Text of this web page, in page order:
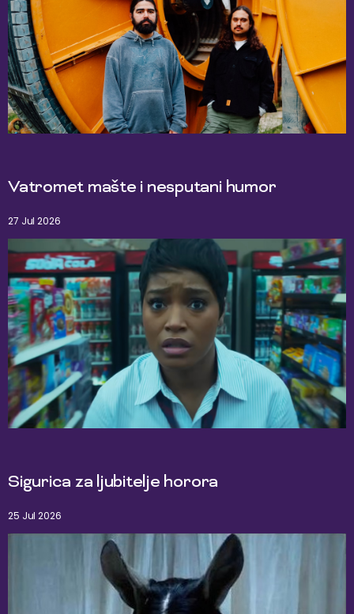
Vatromet mašte i nesputani humor
27 Jul 2026
Sigurica za ljubitelje horora
25 Jul 2026